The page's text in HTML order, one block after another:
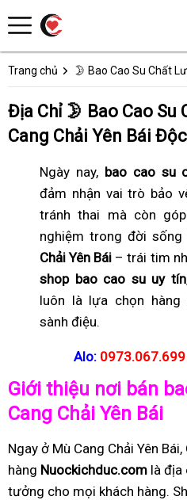
Trang chủ 🌛 Bao Cao Su Chất
Địa Chỉ 🌛 Bao Cao Su
Cang Chải Yên Bái
Ngày nay, bao cao su
đảm nhận vai trò bảo
tránh thai mà còn
nghiệm trong đời sống
Chải Yên Bái – trái tim
shop bao cao su uy
luôn là lựa chọn hàng
sành điệu.
Alo: 0973.067.699
Giới thiệu nơi bán
Cang Chải Yên Bái
Ngay ở Mù Cang Chải Yên Bái,
hàng Nuockichduc.com là địa
tưởng cho mọi khách hàng.